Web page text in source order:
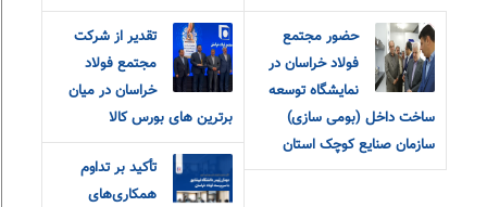
حضور مجتمع
فولاد خراسان در
نمایشگاه توسعه
ساخت داخل (بومی سازی)
سازمان صنایع کوچک استان
تقدیر از شرکت
مجتمع فولاد
خراسان در میان
برترین های بورس کالا
تأکید بر تداوم
همکاری‌های